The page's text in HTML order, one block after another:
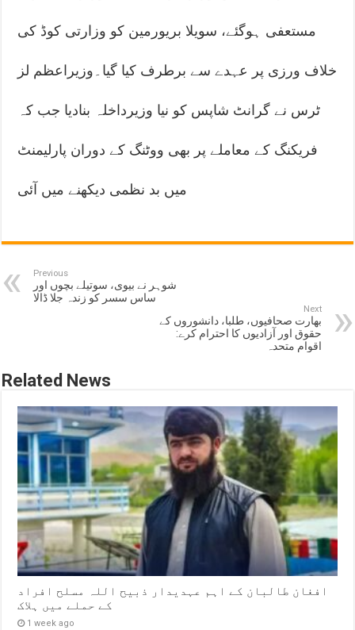
مستعفی ہوگئے، سویلا بریورمین کو وزارتی کوڈ کی
خلاف ورزی پر عہدے سے برطرف کیا گیا۔وزیراعظم لز
ٹرس نے گرانٹ شاپس کو نیا وزیرداخلہ بنادیا جب کہ
فریکنگ کے معاملے پر بھی ووٹنگ کے دوران پارلیمنٹ
میں بد نظمی دیکھنے میں آئی
Previous
شوہر نے بیوی، سوتیلے بچوں اور
ساس سسر کو زندہ جلا ڈالا
Next
بھارت صحافیوں، طلبا، دانشوروں کے
حقوق اور آزادیوں کا احترام کرے:
اقوام متحدہ
Related News
افغان طالبان کے اہم عہدیدار ذبیح اللہ مسلح افراد
کے حملے میں ہلاک
1 week ago